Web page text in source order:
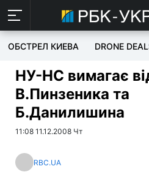
ОБСТРЕЛ КИЕВА DRONE
НУ-НС вимагає
В.Пинзеника та
Б.Данилишина
11:08 11.12.2008 Чт
RBC.UA